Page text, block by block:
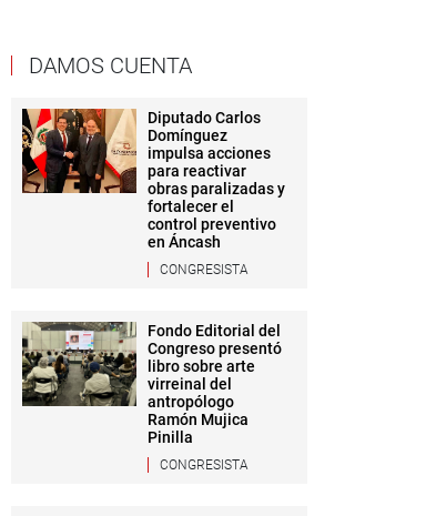
DAMOS CUENTA
Diputado Carlos
Domínguez
impulsa acciones
para reactivar
obras paralizadas y
fortalecer el
control preventivo
en Áncash
CONGRESISTA
Fondo Editorial del
Congreso presentó
libro sobre arte
virreinal del
antropólogo
Ramón Mujica
Pinilla
CONGRESISTA